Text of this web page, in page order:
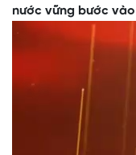
nước vững bước